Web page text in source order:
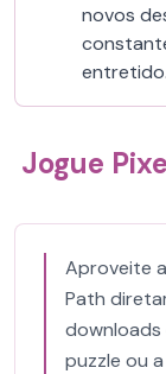
novos
entretido.
Jogue
Aproveite
Path
downloads
puzzle ou